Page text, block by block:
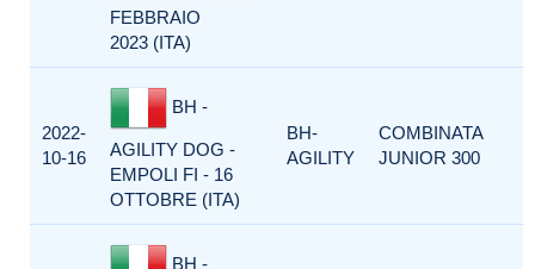
FEBBRAIO
2023 (ITA)
2022-
10-16
BH -
AGILITY DOG -
EMPOLI FI - 16
OTTOBRE (ITA)
BH-
AGILITY
COMBINATA
JUNIOR 300
BH -